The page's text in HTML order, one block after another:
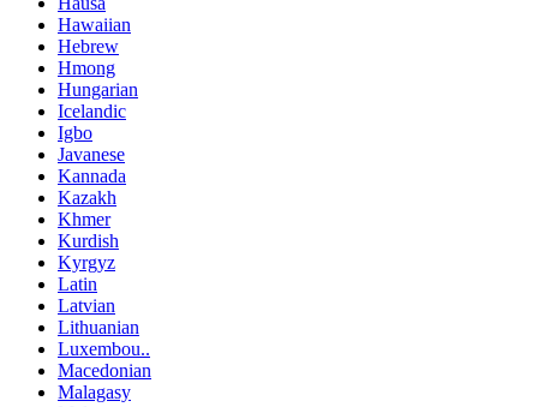
Hawaiian
Hebrew
Hmong
Hungarian
Icelandic
Igbo
Javanese
Kannada
Kazakh
Khmer
Kurdish
Kyrgyz
Latin
Latvian
Lithuanian
Luxembou..
Macedonian
Malagasy